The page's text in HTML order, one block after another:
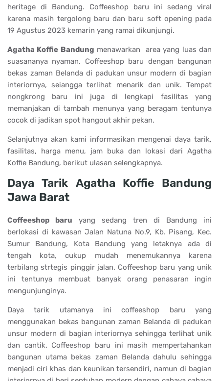
heritage di Bandung. Coffeeshop baru ini sedang viral
karena masih tergolong baru dan baru soft opening pada
19 Agustus 2023 kemarin yang ramai dikunjungi.
Agatha Koffie Bandung menawarkan area yang luas dan
suasananya nyaman. Coffeeshop baru dengan bangunan
bekas zaman Belanda di padukan unsur modern di bagian
interiornya, seiangga terlihat menarik dan unik. Tempat
nongkrong baru ini juga di lengkapi fasilitas yang
memanjakan di tambah menunya yang beragam tentunya
cocok di jadikan spot hangout akhir pekan.
Selanjutnya akan kami informasikan mengenai daya tarik,
fasilitas, harga menu, jam buka dan lokasi dari Agatha
Koffie Bandung, berikut ulasan selengkapnya.
Daya Tarik Agatha Koffie Bandung
Jawa Barat
Coffeeshop baru yang sedang tren di Bandung ini
berlokasi di kawasan Jalan Natuna No.9, Kb. Pisang, Kec.
Sumur Bandung, Kota Bandung yang letaknya ada di
tengah kota, cukup mudah menemukannya karena
terbilang strtegis pinggir jalan. Coffeeshop baru yang unik
ini tentunya membuat banyak orang penasaran ingin
mengunjunginya.
Daya tarik utamanya ini coffeeshop baru yang
menggunakan bekas bangunan zaman Belanda di padukan
unsur modern di bagian interiornya sehingga terlihat unik
dan cantik. Coffeeshop baru ini masih mempertahankan
bangunan utama bekas zaman Belanda dahulu sehingga
menjadi ciri khas dan keunikan tersendiri, namun di bagian